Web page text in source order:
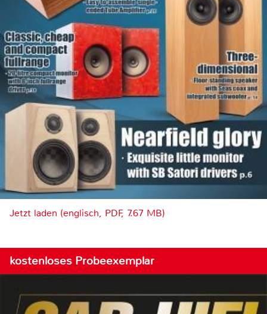
Jetzt laden (englisch, PDF, 7.67 MB)
kostenloses Probeexemplar